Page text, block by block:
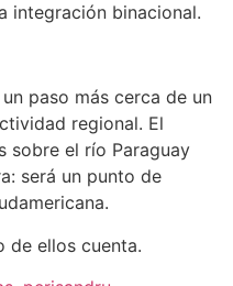
integración binacional.
paso más cerca de un
regional. El
sobre el río Paraguay
será un punto de
de ellos cuenta.